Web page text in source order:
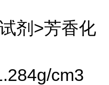
剂>芳香化
cm3